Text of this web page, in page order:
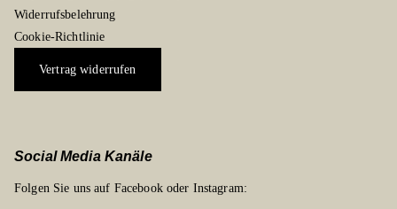
Widerrufsbelehrung
Cookie-Richtlinie
Vertrag widerrufen
Social Media Kanäle
Folgen Sie uns auf Facebook oder Instagram: